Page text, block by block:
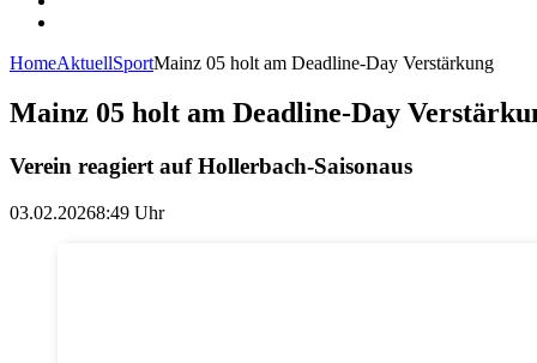
HomeAktuellSportMainz 05 holt am Deadline-Day Verstärkung
Mainz 05 holt am Deadline-Day
Verein reagiert auf Hollerbach-Saisonaus
03.02.20268:49 Uhr